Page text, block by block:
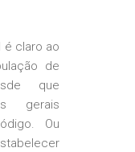
é claro ao
de
que
gerais
Ou